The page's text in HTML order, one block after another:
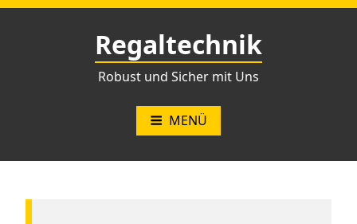
Zum
Regaltechnik
Robust und Sicher mit Uns
MENÜ